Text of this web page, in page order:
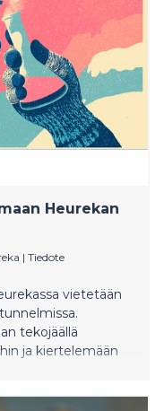
Heurekan
| Tiedote
vietetään
tekojäällä
ja kiertelemään